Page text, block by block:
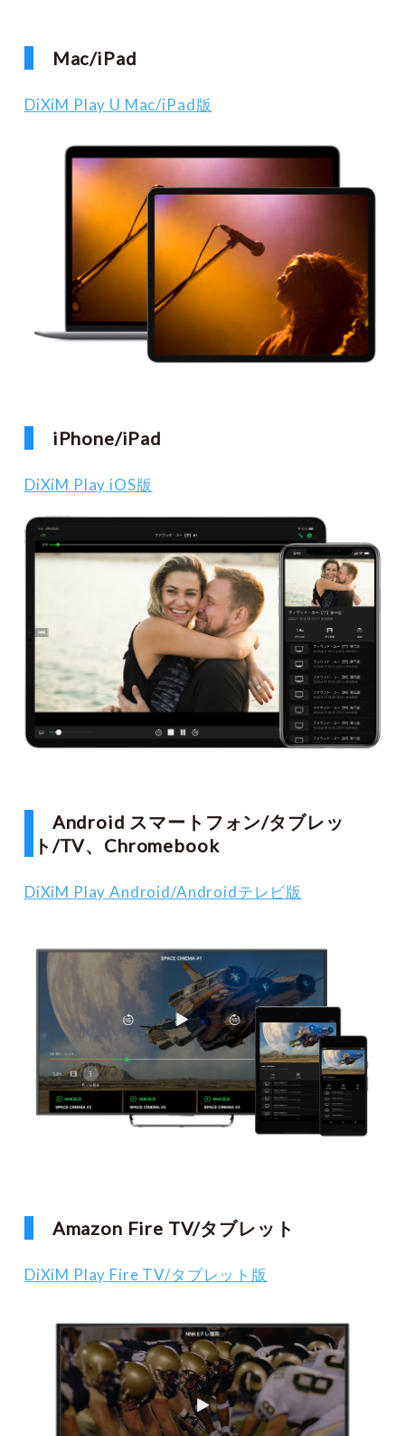
Mac/iPad
DiXiM Play U Mac/iPad版
iPhone/iPad
DiXiM Play iOS版
Android スマートフォン/タブレッ
ト/TV、Chromebook
DiXiM Play Android/Androidテレビ版
Amazon Fire TV/タブレット
DiXiM Play Fire TV/タブレット版